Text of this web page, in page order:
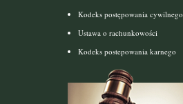
Kodeks postępowania cywilnego
Ustawa o rachunkowości
Kodeks postepowania karnego